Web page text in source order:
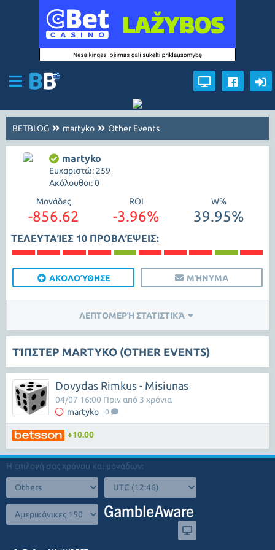
BETBLOG martyko Other Events
martyko
Ευχαριστώ: 259
Ακόλουθοι: 0
Μονάδες
-856.62
ROI
-3.96%
W%
39.95%
ΤΕΛΕΥΤΑΊΕΣ 10 ΠΡΟΒΛΈΨΕΙΣ:
ΑΚΟΛΟΎΘΗΣΕ ΜΉΝΥΜΑ
ΛΕΠΤΟΜΕΡΉ ΣΤΑΤΙΣΤΙΚΆ
ΤΊΠΣΤΕΡ MARTYKO (OTHER EVENTS)
Dovydas Rimkus - Misiunas
martyko 0
04/07 16:00 Πριν από 3 χρόνια
+10.00
Η επιλογή σας χρόνου και μονάδων: